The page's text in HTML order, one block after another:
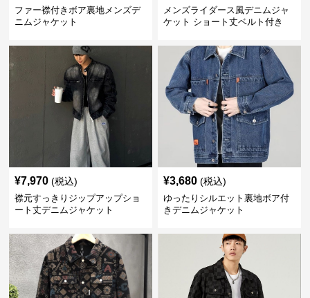
ファー襟付きボア裏地メンズデ
ニムジャケット
メンズライダース風デニムジャ
ケット ショート丈ベルト付き
¥7,970 (税込)
襟元すっきりジップアップショ
ート丈デニムジャケット
¥3,680 (税込)
ゆったりシルエット裏地ボア付
きデニムジャケット